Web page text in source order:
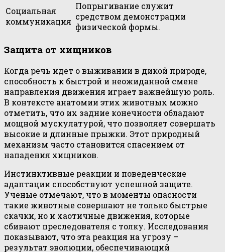
Социальная
коммуникация
Попрыгивание служит
средством демонстрации
физической формы.
Защита от хищников
Когда речь идет о выживании в дикой природе,
способность к быстрой и неожиданной смене
направления движения играет важнейшую роль.
В контексте анатомии этих животных можно
отметить, что их задние конечности обладают
мощной мускулатурой, что позволяет совершать
высокие и длинные прыжки. Этот природный
механизм часто становится спасением от
нападения хищников.
Инстинктивные реакции и поведенческие
адаптации способствуют успешной защите.
Ученые отмечают, что в моменты опасности
такие животные совершают не только быстрые
скачки, но и хаотичные движения, которые
сбивают преследователя с толку. Исследования
показывают, что эта реакция на угрозу –
результат эволюции, обеспечивающий